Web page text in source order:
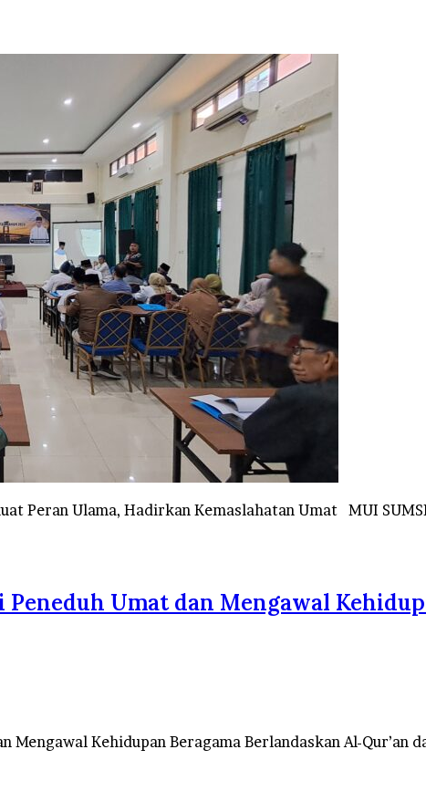
Peran Ulama, Hadirkan Kemaslahatan Umat MUI
Umat dan Mengawal
Kehidupan Beragama Berlandaskan Al-Qur’an